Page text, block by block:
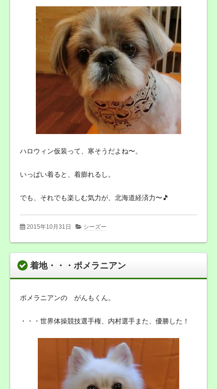
ハロウィン仮装って、寒そうだよね〜。
いっぱい着ると、着膨れるし。
でも、それでも楽しむ気力が、北海道経済力〜🎵
2015年10月31日 シーズー
着地・・・ポメラニアン
ポメラニアンの がんもくん。
・・・世界体操競技選手権、内村選手また、優勝した！